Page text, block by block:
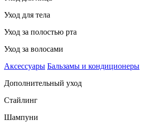
Уход для тела
Уход за полостью рта
Уход за волосами
Аксессуары Бальзамы и кондиционеры
Дополнительный уход
Стайлинг
Шампуни